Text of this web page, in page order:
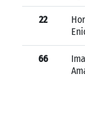
22
66